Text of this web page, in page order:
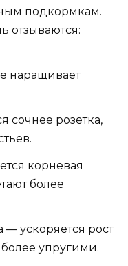
подкормкам.
отзываются:
наращивает
сочнее розетка,
корневая
более
ускоряется рост
упругими.